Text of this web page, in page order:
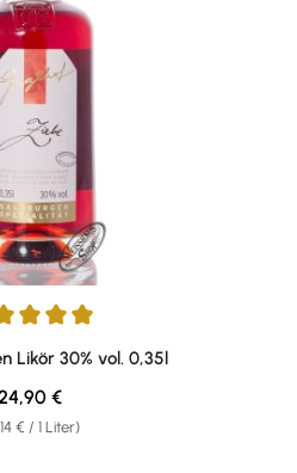
von 4.9 von 5 Sternen
Likör 30% vol. 0,35l
€ / 1 Liter)
Preis:
€